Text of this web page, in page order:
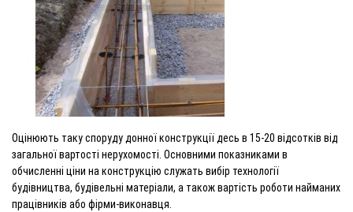
Оцінюють таку споруду донної конструкції десь в 15-20 відсотків від
загальної вартості нерухомості. Основними показниками в
обчисленні ціни на конструкцію служать вибір технології
будівництва, будівельні матеріали, а також вартість роботи найманих
працівників або фірми-виконавця.